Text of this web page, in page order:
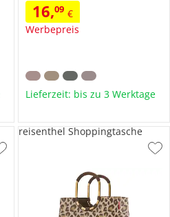
16,09 €
Werbepreis
Lieferzeit: bis zu 3 Werktage
reisenthel Shoppingtasche